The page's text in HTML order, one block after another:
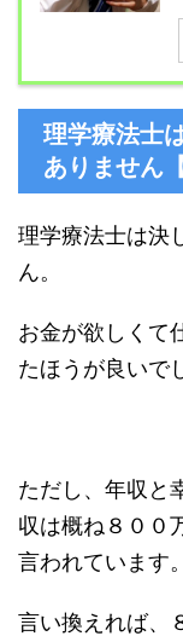
理学療法士
ありません
理学療法士は決
ん。
お金が欲しくて
たほうが良いで
ただし、年収と
収は概ね８００
言われています。
言い換えれば、